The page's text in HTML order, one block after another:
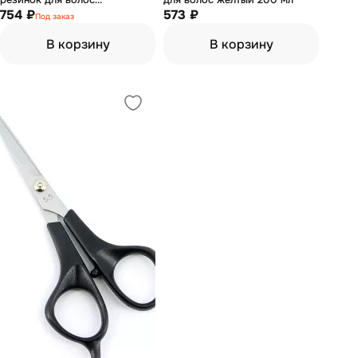
(прозрачный/лаймовый)
754 ₽Под заказ
В корзину
573 ₽
В корзину